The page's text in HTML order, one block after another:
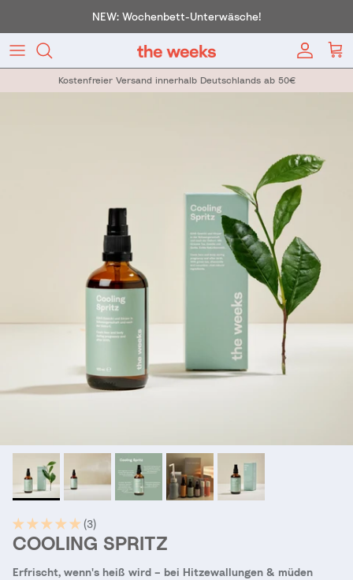
NEW: Wochenbett-Unterwäsche!
Konto
Kostenfreier Versand innerhalb Deutschlands ab 50€
(3)
COOLING SPRITZ
Erfrischt, wenn's heiß wird – bei Hitzewallungen & müden